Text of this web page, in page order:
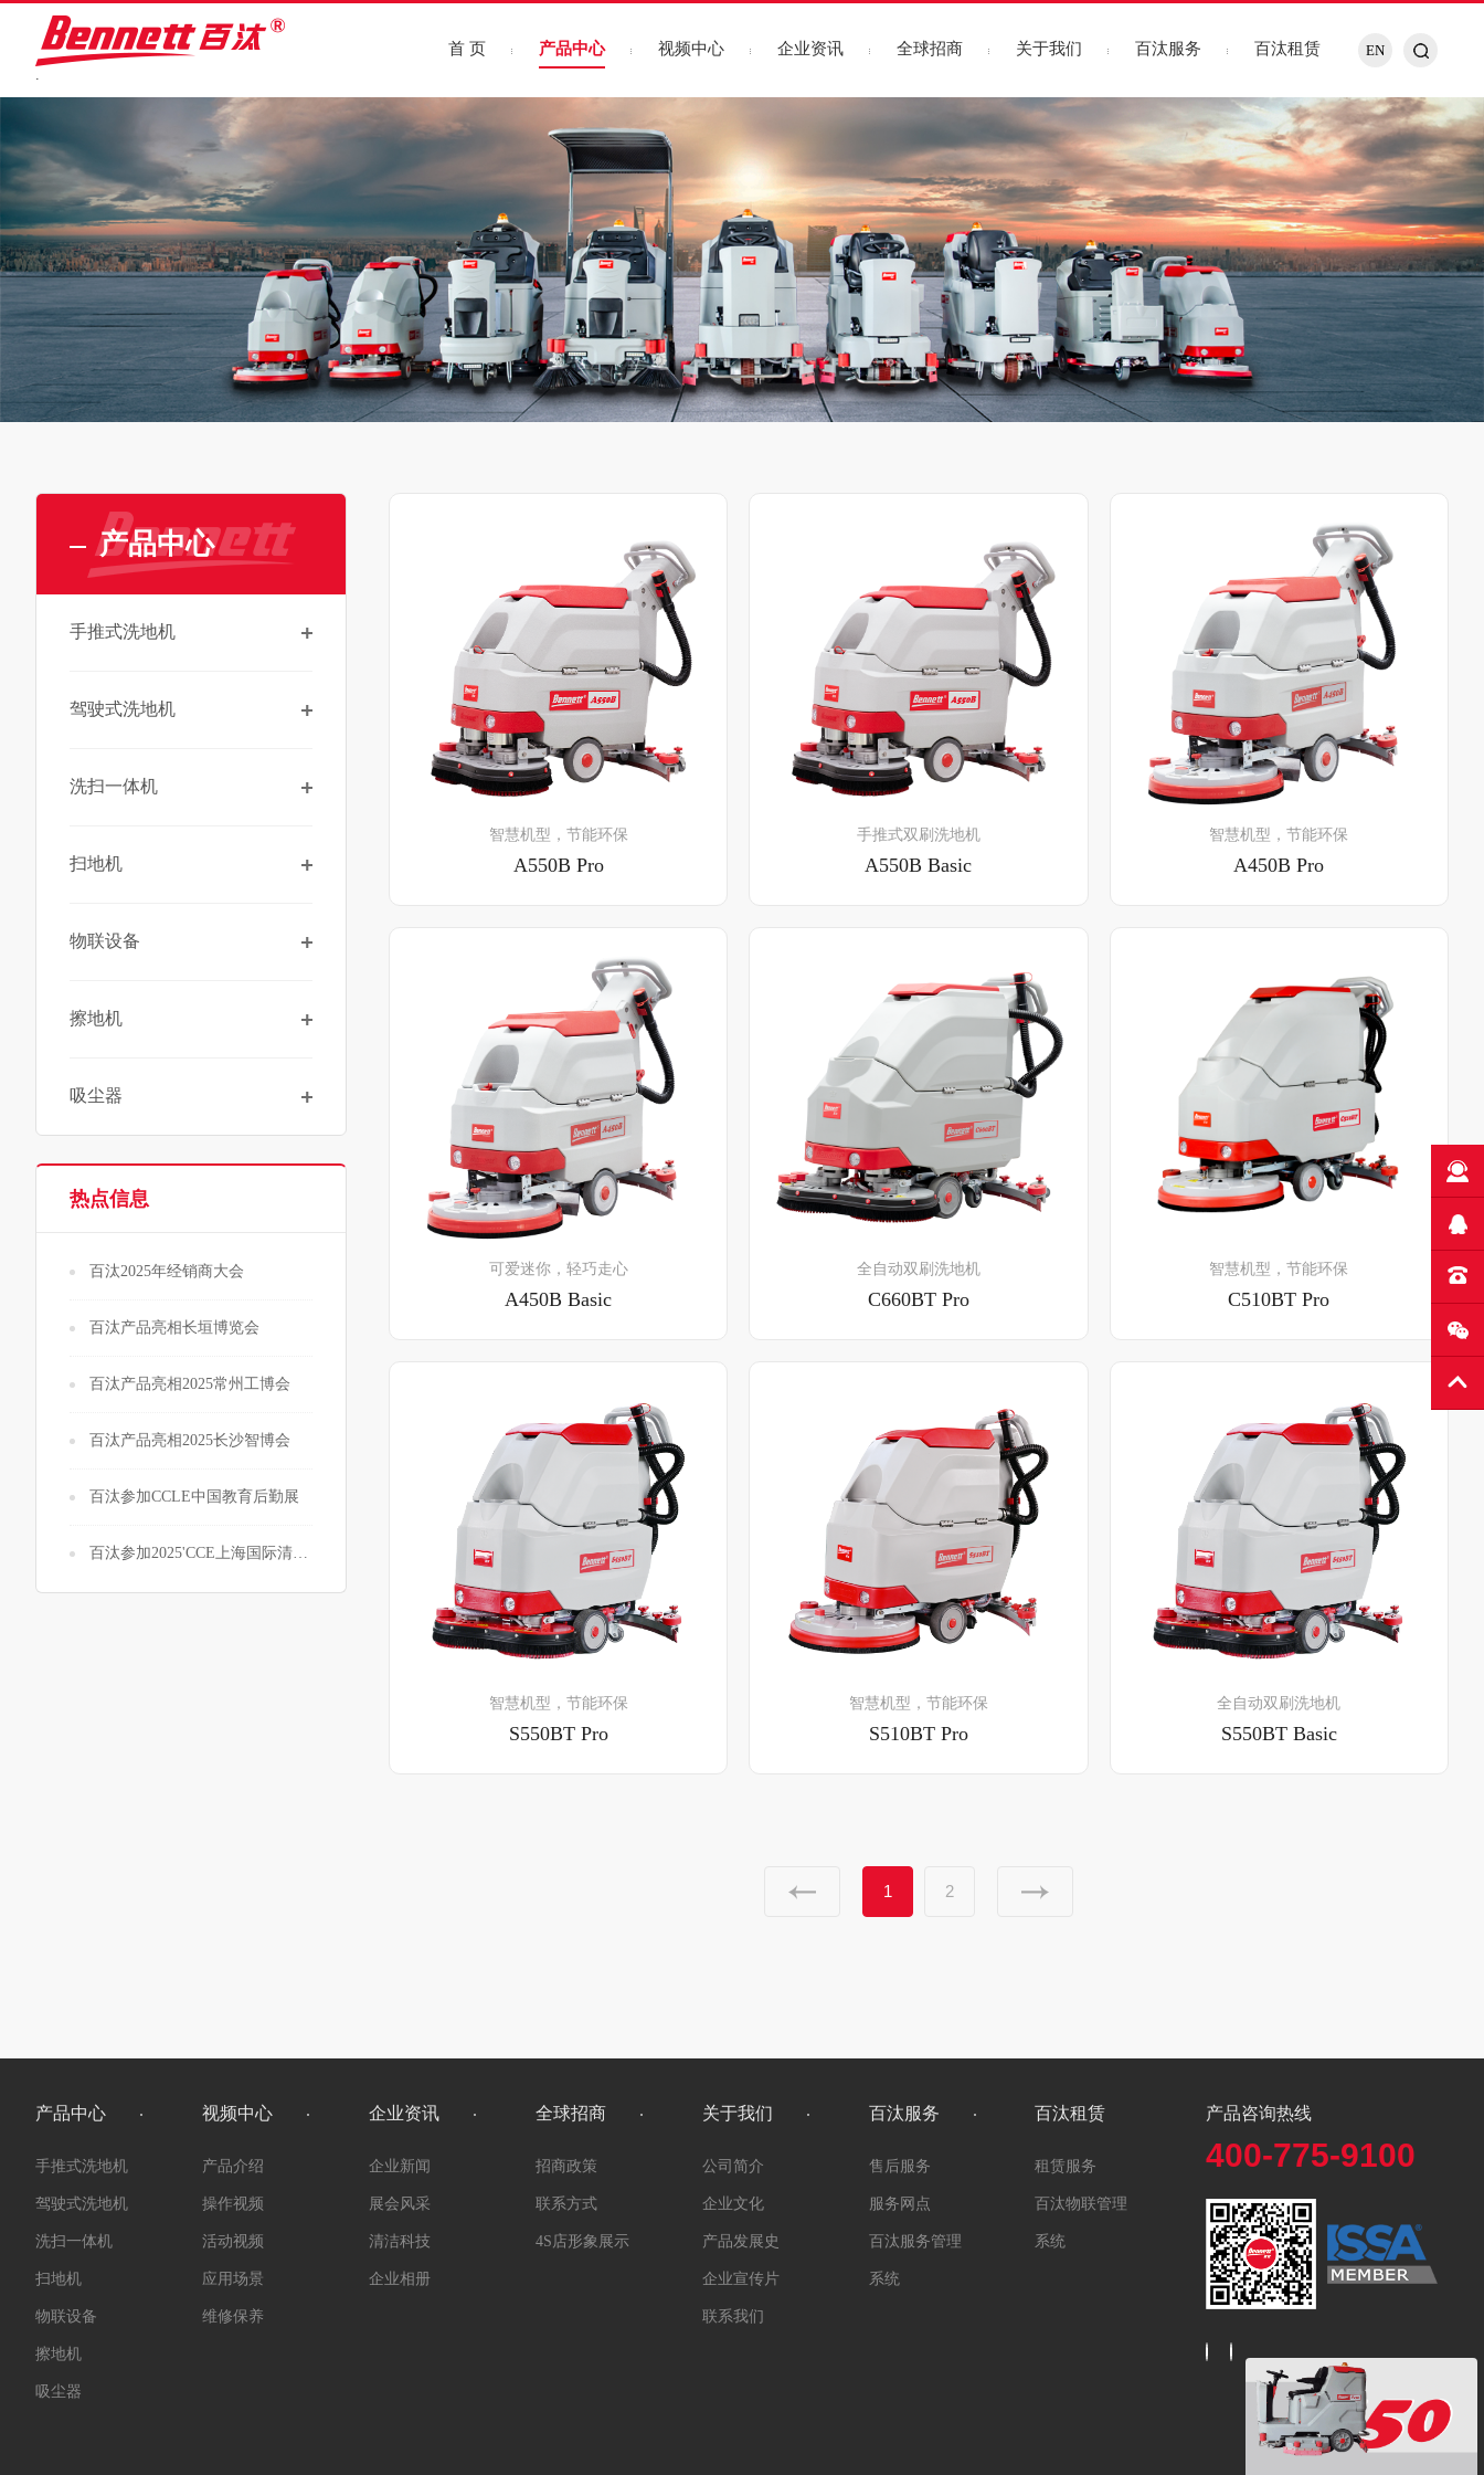
.
EN
首 页 产品中心 视频中心 企业资讯 全球招商 关于我们 百汰服务 百汰租赁
产品中心
手推式洗地机
驾驶式洗地机
洗扫一体机
扫地机
物联设备
擦地机
吸尘器
热点信息
百汰2025年经销商大会
百汰产品亮相长垣博览会
百汰产品亮相2025常州工博会
百汰产品亮相2025长沙智博会
百汰参加CCLE中国教育后勤展
百汰参加2025'CCE上海国际清洁展
智慧机型，节能环保
A550B Pro
了解详情
手推式双刷洗地机
A550B Basic
了解详情
智慧机型，节能环保
A450B Pro
了解详情
可爱迷你，轻巧走心
A450B Basic
了解详情
全自动双刷洗地机
C660BT Pro
了解详情
智慧机型，节能环保
C510BT Pro
了解详情
智慧机型，节能环保
S550BT Pro
了解详情
智慧机型，节能环保
S510BT Pro
了解详情
全自动双刷洗地机
S550BT Basic
了解详情
1 2
产品咨询热线
400-775-9100
产品中心
手推式洗地机
驾驶式洗地机
洗扫一体机
扫地机
物联设备
擦地机
吸尘器
视频中心
产品介绍
操作视频
活动视频
应用场景
维修保养
企业资讯
企业新闻
展会风采
清洁科技
企业相册
全球招商
招商政策
联系方式
4S店形象展示
关于我们
公司简介
企业文化
产品发展史
企业宣传片
联系我们
百汰服务
售后服务
服务网点
百汰服务管理
系统
百汰租赁
租赁服务
百汰物联管理
系统